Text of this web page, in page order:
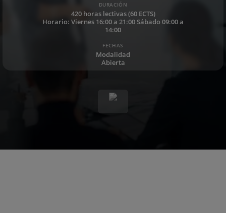
DURACIÓN
420 horas lectivas (60 ECTS)
Horario: Viernes 16:00 a 21:00 Sábado 09:00 a
14:00
FECHAS
Modalidad
Abierta